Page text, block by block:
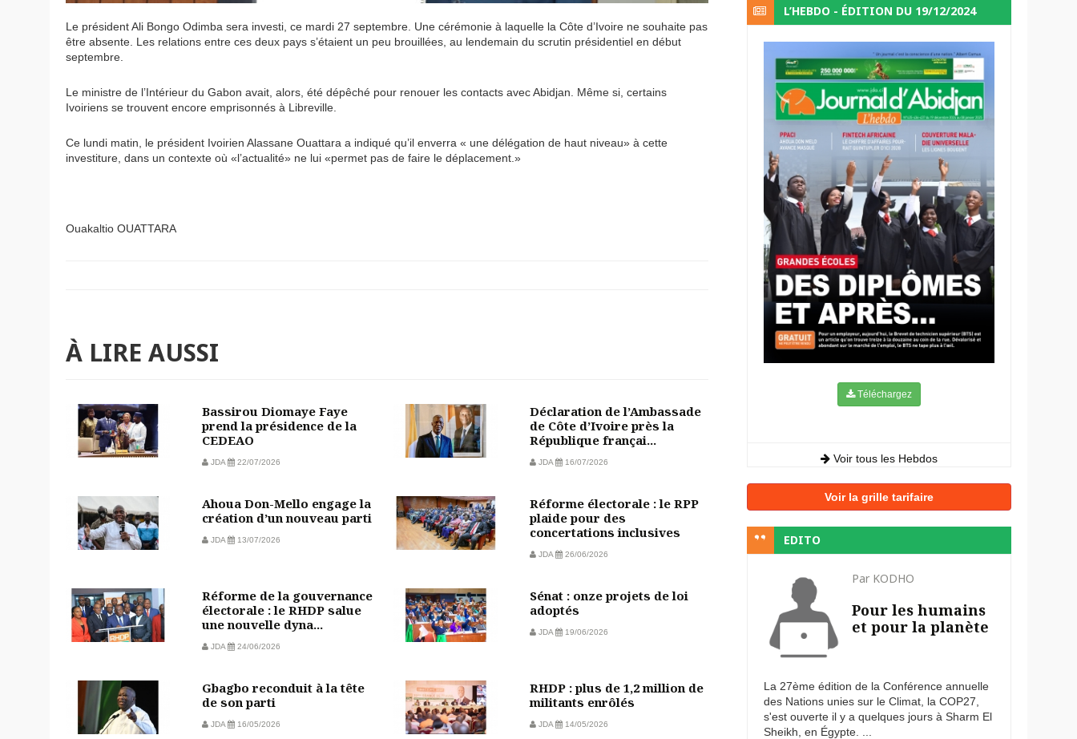
Le président Ali Bongo Odimba sera investi, ce mardi 27 septembre. Une cérémonie à laquelle la Côte d’Ivoire ne souhaite pas
être absente. Les relations entre ces deux pays s’étaient un peu brouillées, au lendemain du scrutin présidentiel en début
septembre.
Le ministre de l’Intérieur du Gabon avait, alors, été dépêché pour renouer les contacts avec Abidjan. Même si, certains
Ivoiriens se trouvent encore emprisonnés à Libreville.
Ce lundi matin, le président Ivoirien Alassane Ouattara a indiqué qu’il enverra « une délégation de haut niveau» à cette
investiture, dans un contexte où «l’actualité» ne lui «permet pas de faire le déplacement.»
Ouakaltio OUATTARA
À LIRE AUSSI
Bassirou Diomaye Faye
prend la présidence de la
CEDEAO
JDA 22/07/2026
Déclaration de l’Ambassade
de Côte d’Ivoire près la
République françai...
JDA 16/07/2026
Ahoua Don-Mello engage la
création d’un nouveau parti
JDA 13/07/2026
Réforme électorale : le RPP
plaide pour des
concertations inclusives
JDA 26/06/2026
Réforme de la gouvernance
électorale : le RHDP salue
une nouvelle dyna...
JDA 24/06/2026
Sénat : onze projets de loi
adoptés
JDA 19/06/2026
Gbagbo reconduit à la tête
de son parti
JDA 16/05/2026
RHDP : plus de 1,2 million de
militants enrôlés
JDA 14/05/2026
L’HEBDO - ÉDITION DU 19/12/2024
Téléchargez
Voir tous les Hebdos
Voir la grille tarifaire
EDITO
Par KODHO
Pour les humains
et pour la planète
La 27ème édition de la Conférence annuelle
des Nations unies sur le Climat, la COP27,
s'est ouverte il y a quelques jours à Sharm El
Sheikh, en Égypte. ...